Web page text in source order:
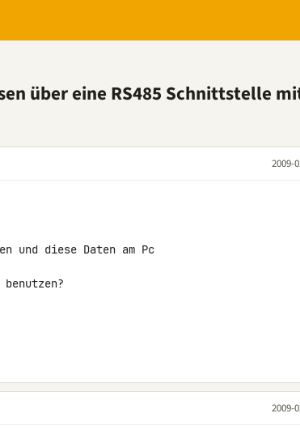
über eine RS485 Schnittstelle
2009-
und diese Daten am Pc
2009-